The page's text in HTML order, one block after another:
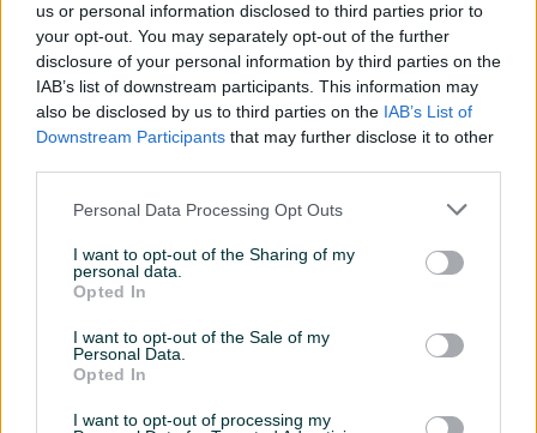
us or personal information disclosed to third parties prior to
your opt-out. You may separately opt-out of the further
disclosure of your personal information by third parties on the
IAB’s list of downstream participants. This information may
also be disclosed by us to third parties on the IAB’s List of
Downstream Participants that may further disclose it to other
Personal Data Processing Opt Outs
I want to opt-out of the Sharing of my
personal data.
Opted In
I want to opt-out of the Sale of my
Personal Data.
Opted In
I want to opt-out of processing my
Oprema
Klimatizacija Jednozonska
Muzika/ozvučenje CD MP3
Halogena
Metalik
Komande na volanu
USB port